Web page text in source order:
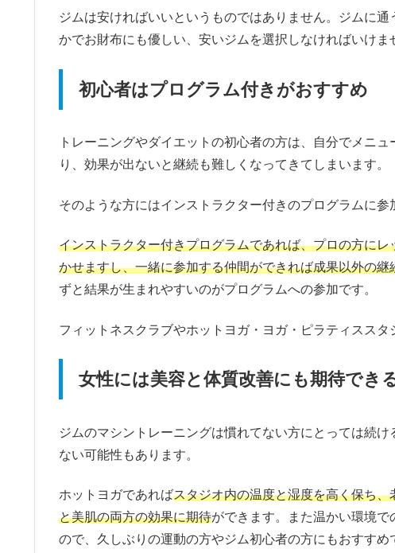
ジムは安ければいいというものではありません。ジムに
かでお財布にも優しい、安いジムを選択しなければいけま
初心者はプログラム付きがおすすめ
トレーニングやダイエットの初心者の方は、自分でメニ
り、効果が出ないと継続も難しくなってきてしまいます。
そのような方にはインストラクター付きのプログラムに参
インストラクター付きプログラムであれば、プロの方に
かせますし、一緒に参加する仲間ができれば成果以外の継
ずと結果が生まれやすいのがプログラムへの参加です。
フィットネスクラブやホットヨガ・ヨガ・ピラティススタ
女性には美容と体質改善にも期待でき
ジムのマシントレーニングは慣れてない方にとっては続
ない可能性もあります。
ホットヨガであればスタジオ内の温度と湿度を高く保ち
と美肌の両方の効果に期待ができます。また温かい環境
ので、久しぶりの運動の方やジム初心者の方にもおすすめ